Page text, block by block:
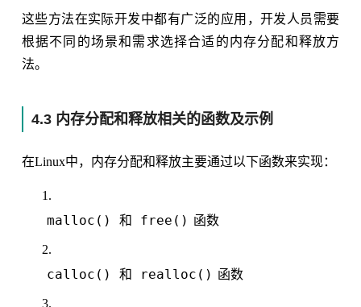
这些方法在实际开发中都有广泛的应用，开发人员需要
根据不同的场景和需求选择合适的内存分配和释放方
法。
4.3 内存分配和释放相关的函数及示例
在Linux中，内存分配和释放主要通过以下函数来实现：
malloc() 和 free() 函数
calloc() 和 realloc() 函数